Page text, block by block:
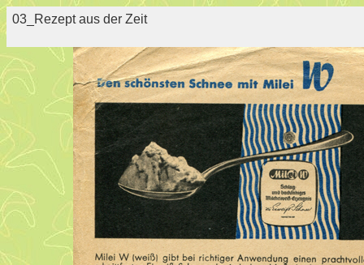
03_Rezept aus der Zeit